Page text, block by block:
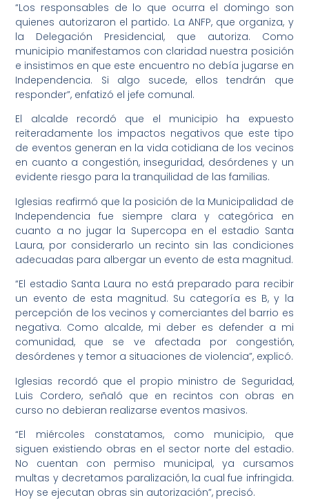
“Los responsables de lo que ocurra el domingo son
quienes autorizaron el partido. La ANFP, que organiza, y
la Delegación Presidencial, que autoriza. Como
municipio manifestamos con claridad nuestra posición
e insistimos en que este encuentro no debía jugarse en
Independencia. Si algo sucede, ellos tendrán que
responder”, enfatizó el jefe comunal.
El alcalde recordó que el municipio ha expuesto
reiteradamente los impactos negativos que este tipo
de eventos generan en la vida cotidiana de los vecinos
en cuanto a congestión, inseguridad, desórdenes y un
evidente riesgo para la tranquilidad de las familias.
Iglesias reafirmó que la posición de la Municipalidad de
Independencia fue siempre clara y categórica en
cuanto a no jugar la Supercopa en el estadio Santa
Laura, por considerarlo un recinto sin las condiciones
adecuadas para albergar un evento de esta magnitud.
“El estadio Santa Laura no está preparado para recibir
un evento de esta magnitud. Su categoría es B, y la
percepción de los vecinos y comerciantes del barrio es
negativa. Como alcalde, mi deber es defender a mi
comunidad, que se ve afectada por congestión,
desórdenes y temor a situaciones de violencia”, explicó.
Iglesias recordó que el propio ministro de Seguridad,
Luis Cordero, señaló que en recintos con obras en
curso no debieran realizarse eventos masivos.
“El miércoles constatamos, como municipio, que
siguen existiendo obras en el sector norte del estadio.
No cuentan con permiso municipal, ya cursamos
multas y decretamos paralización, la cual fue infringida.
Hoy se ejecutan obras sin autorización”, precisó.